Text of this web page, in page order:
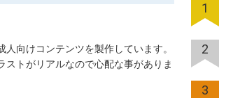
向けコンテンツを製作しています。
トがリアルなので心配な事がありま
1
2
3